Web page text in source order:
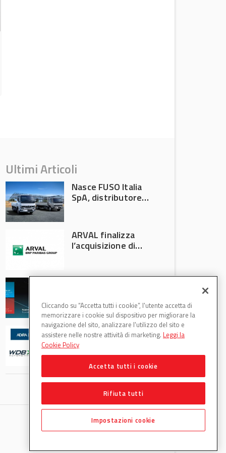
Ultimi Articoli
Nasce FUSO Italia
SpA, distributore
ARVAL finalizza
l’acquisizione di
Francoforte 2026
WDB Automotive
(Axitecnica) e Di.Pa.
Sport entrano in
ADIRA
Cliccando su “Accetta tutti i cookie”, l'utente accetta di
memorizzare i cookie sul dispositivo per migliorare la
navigazione del sito, analizzare l'utilizzo del sito e
assistere nelle nostre attività di marketing. Leggi la
Cookie Policy
Accetta tutti i cookie
Rifiuta tutti
Impostazioni cookie